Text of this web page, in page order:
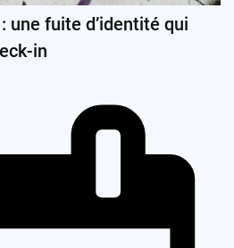
une fuite d’identité qui
in